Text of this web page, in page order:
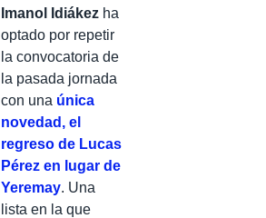
Imanol Idiákez ha
optado por repetir
la convocatoria de
la pasada jornada
con una única
novedad, el
regreso de Lucas
Pérez en lugar de
Yeremay. Una
lista en la que